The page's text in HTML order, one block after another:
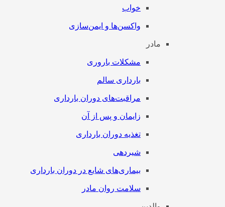
خواب
واکسن‌ها و ایمن‌سازی
مادر
مشکلات باروری
بارداری سالم
مراقبت‌های دوران بارداری
زایمان و پس از آن
تغذیه دوران بارداری
شیردهی
بیماری‌های شایع در دوران بارداری
سلامت روان مادر